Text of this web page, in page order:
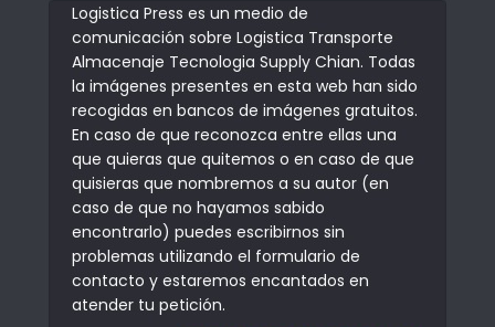
Logistica Press es un medio de
comunicación sobre Logistica Transporte
Almacenaje Tecnologia Supply Chian. Todas
la imágenes presentes en esta web han sido
recogidas en bancos de imágenes gratuitos.
En caso de que reconozca entre ellas una
que quieras que quitemos o en caso de que
quisieras que nombremos a su autor (en
caso de que no hayamos sabido
encontrarlo) puedes escribirnos sin
problemas utilizando el formulario de
contacto y estaremos encantados en
atender tu petición.